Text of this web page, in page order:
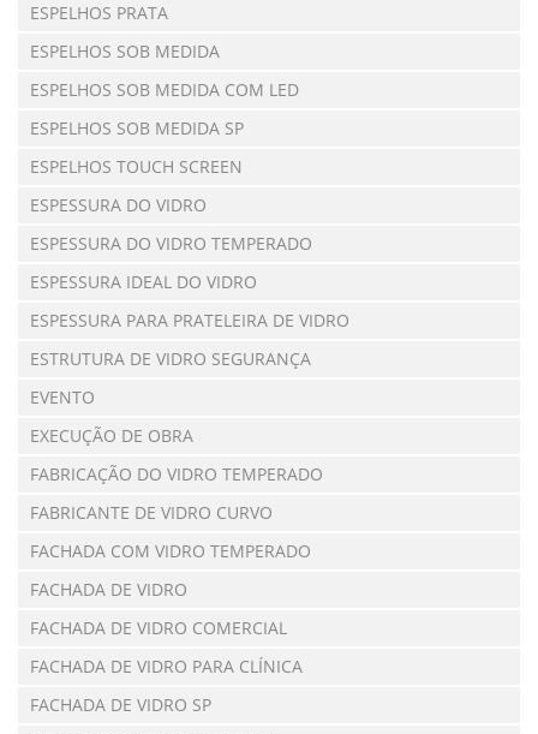
ESPELHOS PRATA
ESPELHOS SOB MEDIDA
ESPELHOS SOB MEDIDA COM LED
ESPELHOS SOB MEDIDA SP
ESPELHOS TOUCH SCREEN
ESPESSURA DO VIDRO
ESPESSURA DO VIDRO TEMPERADO
ESPESSURA IDEAL DO VIDRO
ESPESSURA PARA PRATELEIRA DE VIDRO
ESTRUTURA DE VIDRO SEGURANÇA
EVENTO
EXECUÇÃO DE OBRA
FABRICAÇÃO DO VIDRO TEMPERADO
FABRICANTE DE VIDRO CURVO
FACHADA COM VIDRO TEMPERADO
FACHADA DE VIDRO
FACHADA DE VIDRO COMERCIAL
FACHADA DE VIDRO PARA CLÍNICA
FACHADA DE VIDRO SP